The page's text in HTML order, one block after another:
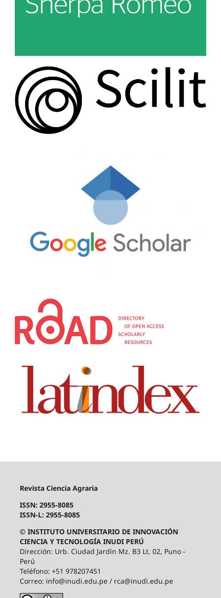
Revista Ciencia Agraria
ISSN: 2955-8085
ISSN-L: 2955-8085
© INSTITUTO UNIVERSITARIO DE INNOVACIÓN
CIENCIA Y TECNOLOGÍA INUDI PERÚ
Dirección: Urb. Ciudad Jardín Mz. B3 Lt. 02, Puno -
Perú
Teléfono: +51 978207451
Correo: info@inudi.edu.pe / rca@inudi.edu.pe